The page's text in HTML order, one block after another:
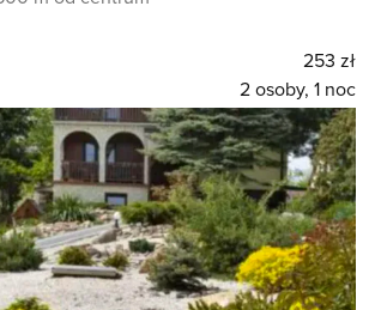
253 zł
2 osoby, 1 noc